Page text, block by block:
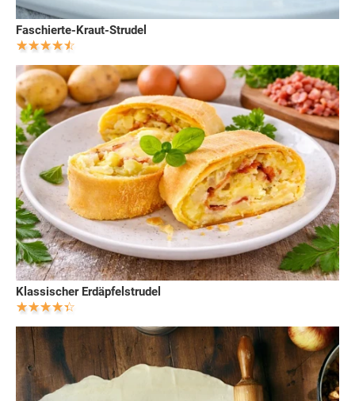
Faschierte-Kraut-Strudel
Klassischer Erdäpfelstrudel